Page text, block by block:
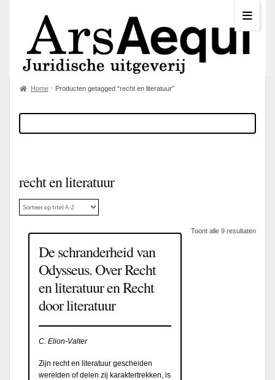
Home Producten getagged “recht en literatuur”
recht en literatuur
Toont alle 9 resultaten
De schranderheid van
Odysseus. Over Recht
en literatuur en Recht
door literatuur
C. Elion-Valter
Zijn recht en literatuur gescheiden
werelden of delen zij karaktertrekken, is